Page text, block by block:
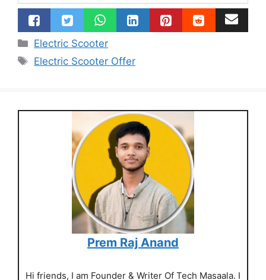
Categories
Electric Scooter
Tags
Electric Scooter Offer
Prem Raj Anand
Hi friends, I am Founder & Writer Of Tech Masaala. I